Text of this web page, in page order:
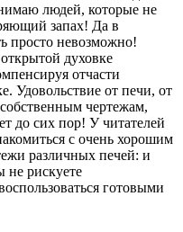
людей, которые не
запах! Да в
просто невозможно!
духовке
отчасти
Удовольствие от печи, от
чертежам,
до сих пор! У читателей
с очень хорошим
различных печей: и
рискуете
готовыми